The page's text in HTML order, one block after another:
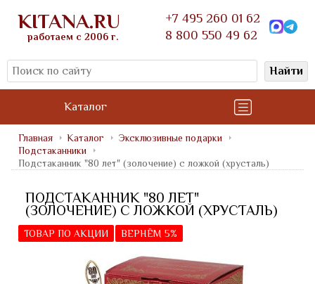
KITANA.RU
работаем с 2006 г.
+7 495 260 01 62
8 800 550 49 62
Найти
Каталог
Главная Каталог
Эксклюзивные подарки
Подстаканники
Подстаканник "80 лет" (золочение) с ложкой (хрусталь)
ПОДСТАКАННИК "80 ЛЕТ"
(ЗОЛОЧЕНИЕ) С ЛОЖКОЙ (ХРУСТАЛЬ)
ТОВАР ПО АКЦИИ ВЕРНЁМ 5%